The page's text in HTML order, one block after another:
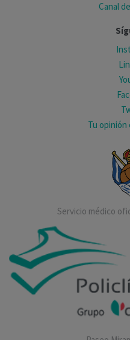
Canal
Tu
Servicio médico